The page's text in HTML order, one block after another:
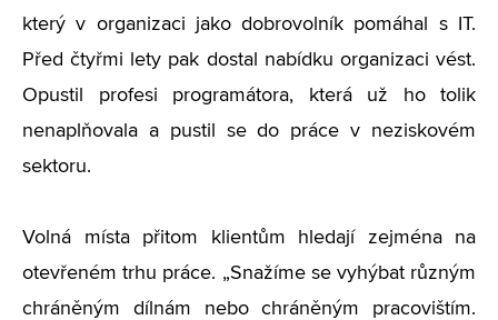
který v organizaci jako dobrovolník pomáhal s IT.
Před čtyřmi lety pak dostal nabídku organizaci vést.
Opustil profesi programátora, která už ho tolik
nenaplňovala a pustil se do práce v neziskovém
sektoru.
Volná místa přitom klientům hledají zejména na
otevřeném trhu práce. „Snažíme se vyhýbat různým
chráněným dílnám nebo chráněným pracovištím.